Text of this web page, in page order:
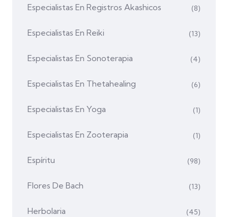
Especialistas En Registros Akashicos (8)
Especialistas En Reiki (13)
Especialistas En Sonoterapia (4)
Especialistas En Thetahealing (6)
Especialistas En Yoga (1)
Especialistas En Zooterapia (1)
Espíritu (98)
Flores De Bach (13)
Herbolaria (45)